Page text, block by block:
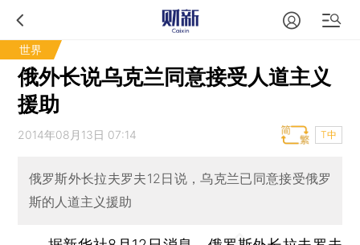
世界
俄外长说乌克兰同意接受人道主义
援助
2014年08月13日 07:14 T中
俄罗斯外长拉夫罗夫12日说，乌克兰已同意接受俄罗
斯的人道主义援助